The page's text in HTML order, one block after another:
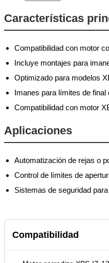
Características
Compatibilidad con motor
Incluye montajes para
Optimizado para modelos
Imanes para límites de final
Compatibilidad con motor
Aplicaciones
Automatización de rejas o
Control de límites de
Sistemas de seguridad
Compatibilidad